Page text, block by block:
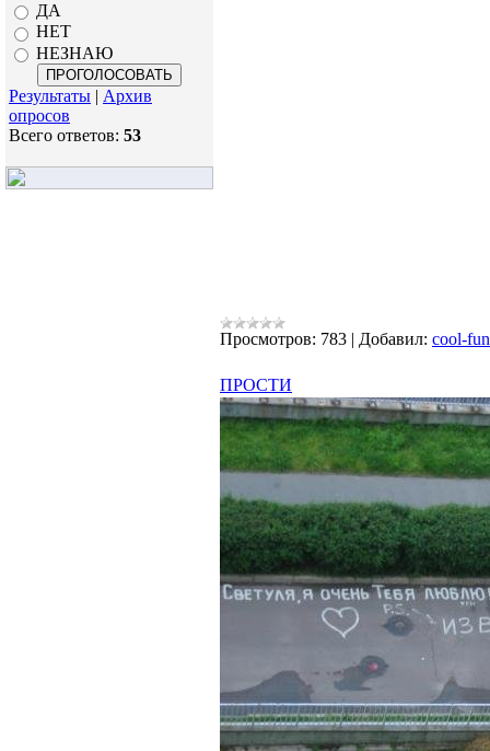
ДА
НЕТ
НЕЗНАЮ
Результаты | Архив
опросов
Всего ответов: 53
Просмотров: 783 | Добавил: cool-fun
ПРОСТИ